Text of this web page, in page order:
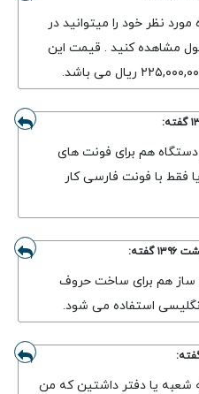
نظر خود را میتوانید در
مشاهده کنید . قیمت این
گفته:
هم برای فونت های
با فونت فارسی کار
گفته:
ساز هم برای ساخت حروف
استفاده می شود.
شعبه یا دفتر داشتین که من